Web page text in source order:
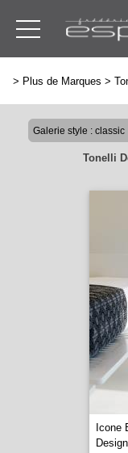
> Plus de Marques >
Tonelli
Icone